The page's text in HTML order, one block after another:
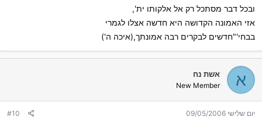
ובכל דבר מסתכל רק אל אלקותו ית',
אזי האמונה הקדושה היא חדשה אצלו לגמרי
בבחי'"חדשים לבקרים רבה אמונתך,(איכה ה')
א אשת נח
New Member
יום שלישי 09/05/2006 #10